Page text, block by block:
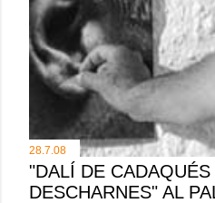
28.7.08
"DALÍ DE
DESCHARNES" AL